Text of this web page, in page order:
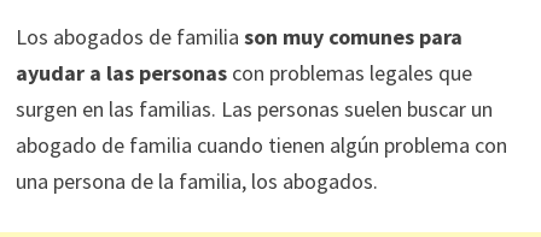
Los abogados de familia son muy comunes para
ayudar a las personascon problemas legales que
surgen en las familias. Las personas suelen buscar un
abogado de familia cuando tienen algún problema con
una persona de la familia, los abogados.